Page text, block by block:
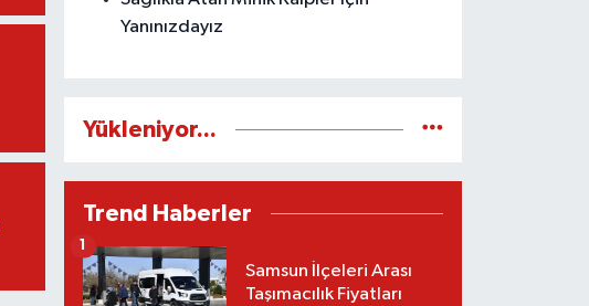
Yanınızdayız
Yükleniyor...
Trend Haberler
Samsun İlçeleri Arası
Taşımacılık Fiyatları
1